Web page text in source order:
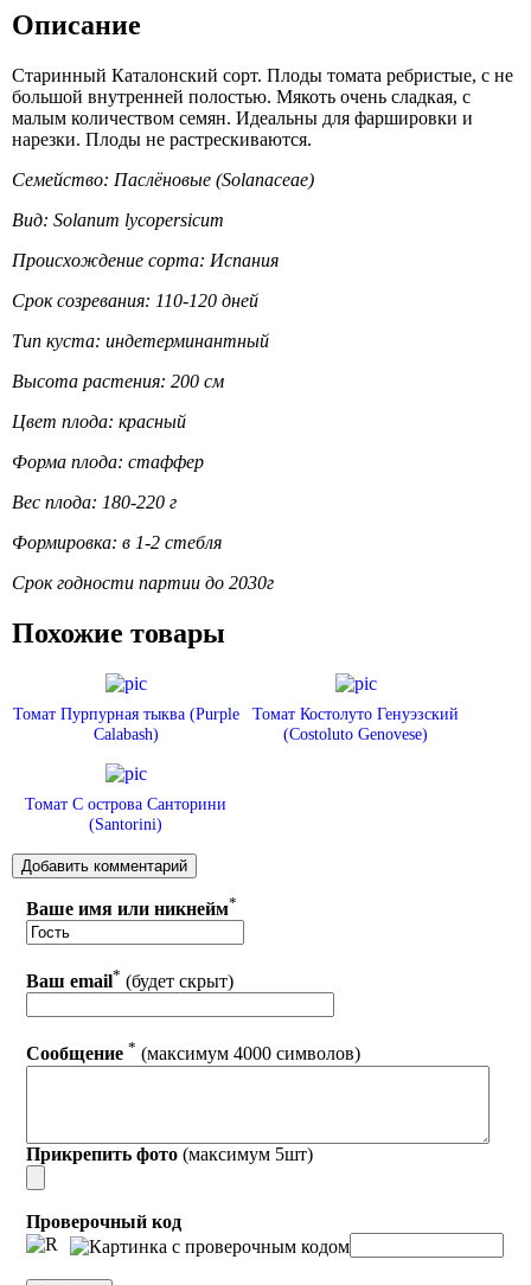
Описание
Старинный Каталонский сорт. Плоды томата ребристые, с не
большой внутренней полостью. Мякоть очень сладкая, с
малым количеством семян. Идеальны для фаршировки и
нарезки. Плоды не растрескиваются.
Семейство: Паслёновые (Solanaceae)
Вид: Solanum lycopersicum
Происхождение сорта: Испания
Срок созревания: 110-120 дней
Тип куста: индетерминантный
Высота растения: 200 см
Цвет плода: красный
Форма плода: стаффер
Вес плода: 180-220 г
Формировка: в 1-2 стебля
Срок годности партии до 2030г
Похожие товары
Томат Пурпурная тыква (Purple
Calabash)
Томат Костолуто Генуэзский
(Costoluto Genovese)
Томат С острова Санторини
(Santorini)
Ваше имя или никнейм*
Ваш email* (будет скрыт)
Сообщение * (максимум 4000 символов)
Прикрепить фото (максимум 5шт)
Проверочный код